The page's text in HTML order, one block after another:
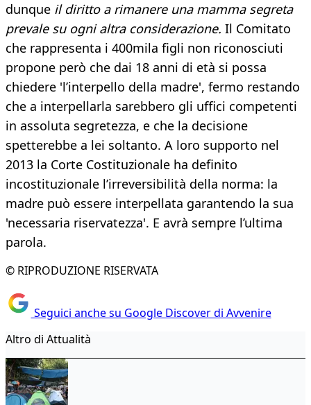
dunque il diritto a rimanere una mamma segreta
prevale su ogni altra considerazione. Il Comitato
che rappresenta i 400mila figli non riconosciuti
propone però che dai 18 anni di età si possa
chiedere 'l’interpello della madre', fermo restando
che a interpellarla sarebbero gli uffici competenti
in assoluta segretezza, e che la decisione
spetterebbe a lei soltanto. A loro supporto nel
2013 la Corte Costituzionale ha definito
incostituzionale l’irreversibilità della norma: la
madre può essere interpellata garantendo la sua
'necessaria riservatezza'. E avrà sempre l’ultima
parola.
© RIPRODUZIONE RISERVATA
Seguici anche su Google Discover di Avvenire
Altro di Attualità